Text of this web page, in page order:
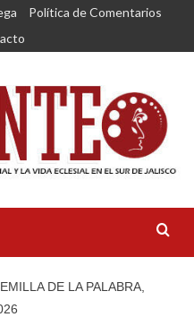
Política de Comentarios
DE LA PALABRA,